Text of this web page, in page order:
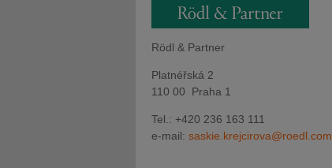
Rödl & Partner
Platnéřská 2
110 00 Praha 1
Tel.: +420 236 163 111
e-mail: saskie.krejcirova@‎roedl.com